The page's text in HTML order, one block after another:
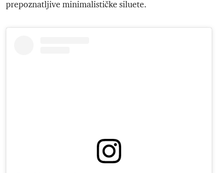
prepoznatljive minimalističke siluete.